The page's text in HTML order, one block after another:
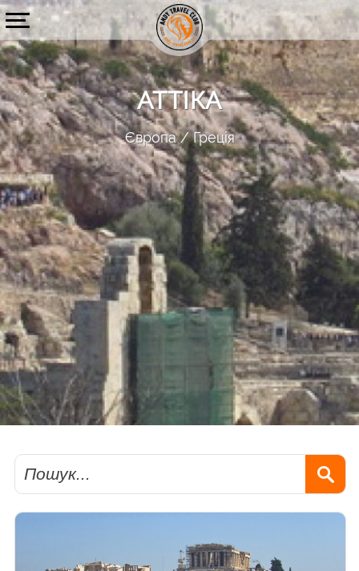
АТТІКА
Європа Греція
Пошук